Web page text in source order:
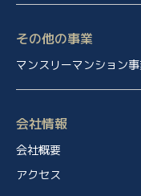
その他の事業
マンスリーマンション
会社情報
会社概要
アクセス